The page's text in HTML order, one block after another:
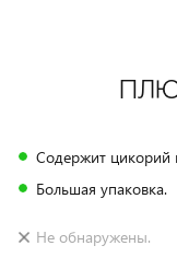
Содержит цикорий
Большая упаковка.
Не обнаружены.